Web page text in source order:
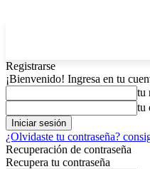
Registrarse
¡Bienvenido! Ingresa en tu
tu
tu
¿Olvidaste tu contraseña?
Recuperación de contraseña
Recupera tu contraseña